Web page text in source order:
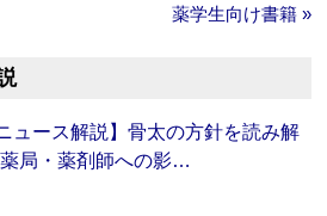
薬学生向け書籍 »
ュース解説】骨太の方針を読み解
薬局・薬剤師への影…